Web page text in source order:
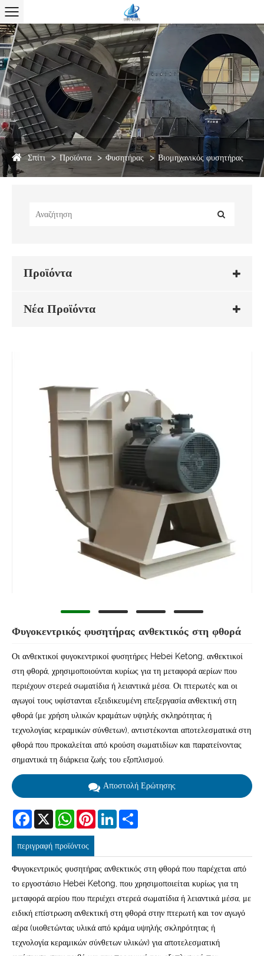
Σπίτι Προϊόντα Φυσητήρας Βιομηχανικός φυσητήρας
Προϊόντα
Νέα Προϊόντα
Φυγοκεντρικός φυσητήρας ανθεκτικός στη φθορά
Οι ανθεκτικοί φυγοκεντρικοί φυσητήρες Hebei Ketong, ανθεκτικοί
στη φθορά, χρησιμοποιούνται κυρίως για τη μεταφορά αερίων που
περιέχουν στερεά σωματίδια ή λειαντικά μέσα. Οι πτερωτές και οι
αγωγοί τους υφίστανται εξειδικευμένη επεξεργασία ανθεκτική στη
φθορά (με χρήση υλικών κραμάτων υψηλής σκληρότητας ή
τεχνολογίας κεραμικών σύνθετων), αντιστέκονται αποτελεσματικά στη
φθορά που προκαλείται από κρούση σωματιδίων και παρατείνοντας
σημαντικά τη διάρκεια ζωής του εξοπλισμού.
Αποστολή Ερώτησης
Facebook
X WhatsAppPinterestLinkedIn
περιγραφή προϊόντος
Φυγοκεντρικός φυσητήρας ανθεκτικός στη φθορά που παρέχεται από
το εργοστάσιο Hebei Ketong, που χρησιμοποιείται κυρίως για τη
μεταφορά αερίου που περιέχει στερεά σωματίδια ή λειαντικά μέσα, με
ειδική επίστρωση ανθεκτική στη φθορά στην πτερωτή και τον αγωγό
αέρα (υιοθετώντας υλικά από κράμα υψηλής σκληρότητας ή
τεχνολογία κεραμικών σύνθετων υλικών) για αποτελεσματική